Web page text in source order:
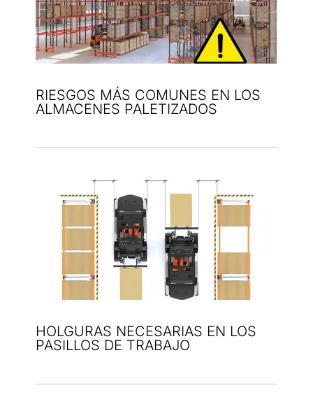
RIESGOS MÁS COMUNES EN LOS
ALMACENES PALETIZADOS
HOLGURAS NECESARIAS EN LOS
PASILLOS DE TRABAJO